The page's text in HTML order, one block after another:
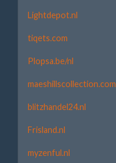
Lightdepot.nl
tiqets.com
Plopsa.be/nl
maeshillscollection.com
blitzhandel24.nl
Frisland.nl
myzenful.nl